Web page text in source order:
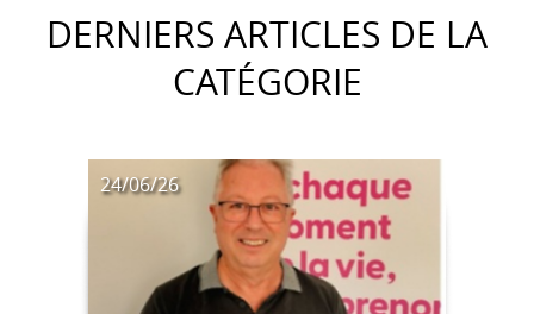
DERNIERS ARTICLES DE LA
CATÉGORIE
24/06/26